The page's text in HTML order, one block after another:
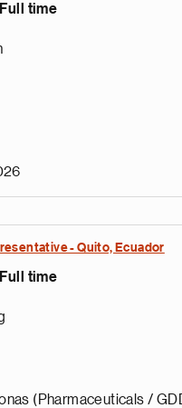
time
- Quito, Ecuador
time
(Pharmaceuticals /